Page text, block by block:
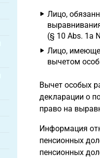
Лицо,
(§ 10 Abs. 1a
Лицо,
вычетом
Вычет особых
декларации о
право на
Информация
пенсионных
пенсионных